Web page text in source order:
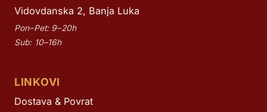
Vidovdanska 2, Banja Luka
Pon–Pet: 9–20h
Sub: 10–16h
LINKOVI
Dostava & Povrat